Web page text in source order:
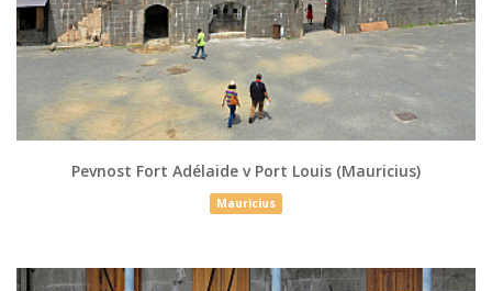
Pevnost Fort Adélaide v Port Louis (Mauricius)
Mauricius